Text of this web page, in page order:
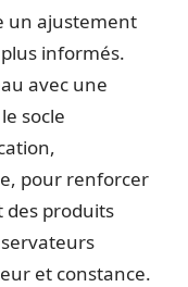
un ajustement
informés.
avec une
socle
pour renforcer
des produits
et constance.